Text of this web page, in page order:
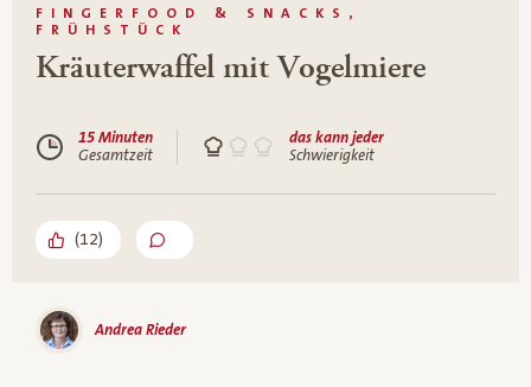
FINGERFOOD & SNACKS,
FRÜHSTÜCK
Kräuterwaffel mit Vogelmiere
15 Minuten
Gesamtzeit
das kann jeder
Schwierigkeit
(12)
Andrea Rieder